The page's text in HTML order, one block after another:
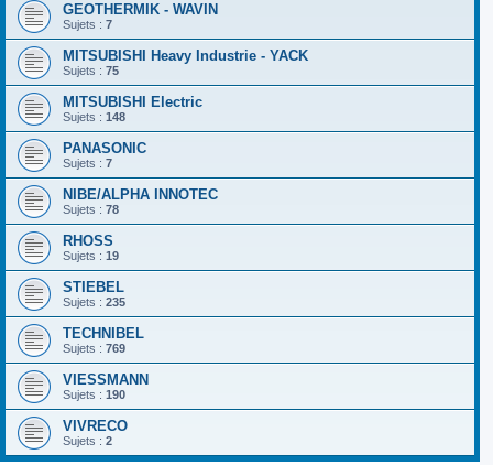
GEOTHERMIK - WAVIN
Sujets : 7
MITSUBISHI Heavy Industrie - YACK
Sujets : 75
MITSUBISHI Electric
Sujets : 148
PANASONIC
Sujets : 7
NIBE/ALPHA INNOTEC
Sujets : 78
RHOSS
Sujets : 19
STIEBEL
Sujets : 235
TECHNIBEL
Sujets : 769
VIESSMANN
Sujets : 190
VIVRECO
Sujets : 2